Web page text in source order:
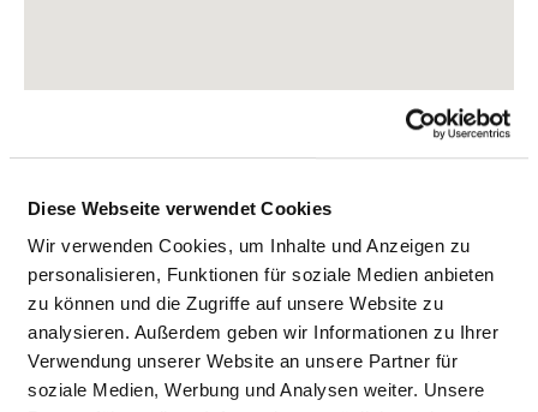
Diese Webseite verwendet Cookies
Wir verwenden Cookies, um Inhalte und Anzeigen zu
personalisieren, Funktionen für soziale Medien anbieten
zu können und die Zugriffe auf unsere Website zu
analysieren. Außerdem geben wir Informationen zu Ihrer
Verwendung unserer Website an unsere Partner für
soziale Medien, Werbung und Analysen weiter. Unsere
Holzhäuser Str. 74
04299 Leipzig
Tel.: 0341-8692060